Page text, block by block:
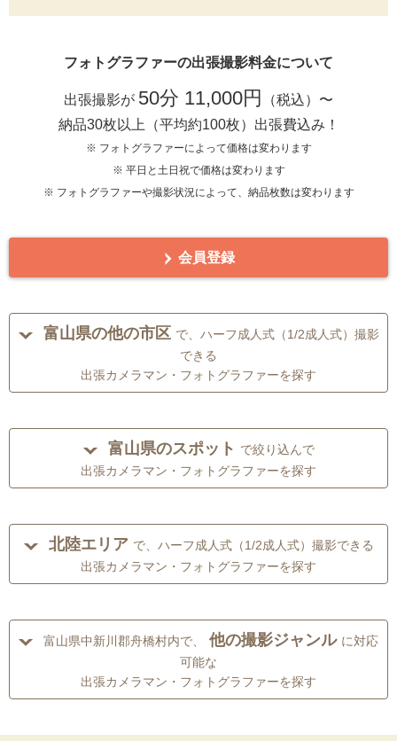
フォトグラファーの出張撮影料金について
出張撮影が 50分 11,000円
（税込）〜
納品30枚以上（平均約100枚）出張費込み！
※ フォトグラファーによって価格は変わります
※ 平日と土日祝で価格は変わります
※ フォトグラファーや撮影状況によって、納品枚数は変わります
会員登録
富山県の他の市区 で、ハーフ成人式（1/2成人式）撮影
できる
出張カメラマン・フォトグラファーを探す
富山県のスポット で絞り込んで
出張カメラマン・フォトグラファーを探す
北陸エリア で、ハーフ成人式（1/2成人式）撮影できる
出張カメラマン・フォトグラファーを探す
富山県中新川郡舟橋村内で、 他の撮影ジャンル に対応
可能な
出張カメラマン・フォトグラファーを探す